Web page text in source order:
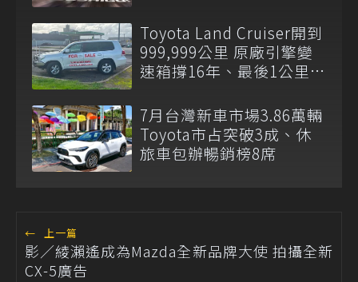
Toyota Land Cruiser開到
999,999公里 原廠引擎變
速箱撐16年、最後1公里留
7月台灣新車市場3.86萬輛
Toyota市占突破3成、休
旅車包辦暢銷榜8席
← 上一篇
影／綾瀨遙成為Mazda全新品牌大使 拍攝全新
CX-5廣告